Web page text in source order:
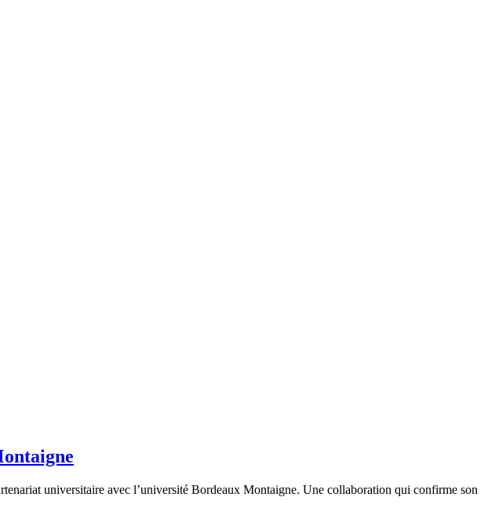
universitaire avec l’université Bordeaux Montaigne. Une collaboration qui confirme son